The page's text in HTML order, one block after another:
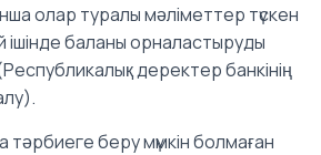
олар туралы мәліметтер түскен
ішінде баланы орналастыруды
деректер банкінің
беру мүмкін болмаған